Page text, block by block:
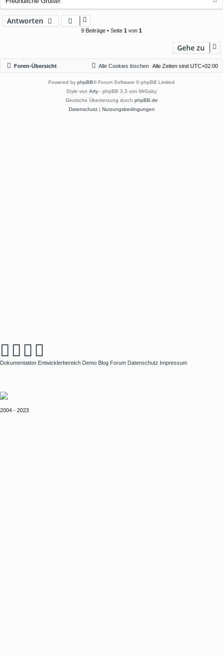
a
n
Antworten
9 Beiträge • Seite 1 von 1
Gehe zu
Foren-Übersicht Alle Zeiten sind UTC+02:00
Alle Cookies löschen
Powered by phpBB® Forum Software © phpBB Limited
Style von Arty - phpBB 3.3 von MrGaby
Deutsche Übersetzung durch phpBB.de
Datenschutz| Nutzungsbedingungen
Dokumentation Entwicklerbereich Demo Blog Forum Datenschutz Impressum
2004 - 2023